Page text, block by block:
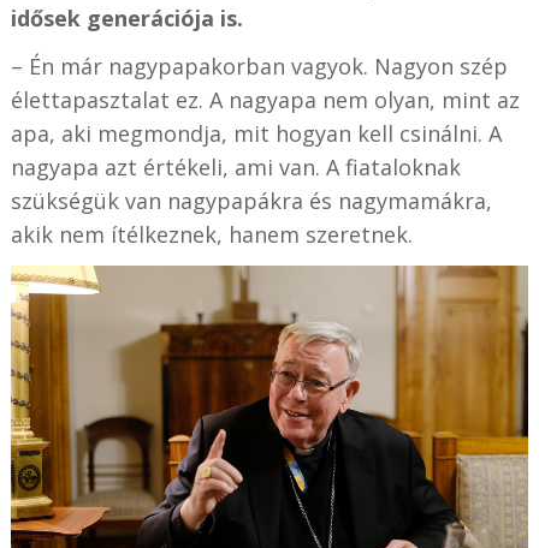
idősek generációja is.
– Én már nagypapakorban vagyok. Nagyon szép
élettapasztalat ez. A nagyapa nem olyan, mint az
apa, aki megmondja, mit hogyan kell csinálni. A
nagyapa azt értékeli, ami van. A fiataloknak
szükségük van nagypapákra és nagymamákra,
akik nem ítélkeznek, hanem szeretnek.